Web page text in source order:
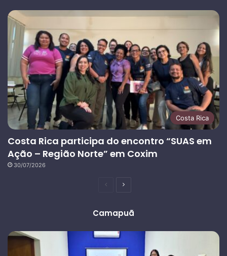
Costa Rica
Costa Rica participa do encontro “SUAS em
Ação – Região Norte” em Coxim
30/07/2026
PáginaPróxima
Camapuã